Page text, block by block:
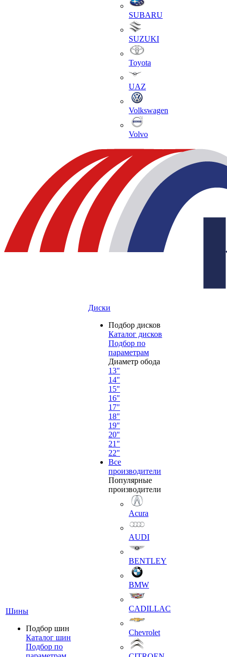
SUBARU
SUZUKI
Toyota
UAZ
Volkswagen
Volvo
Шины
Подбор шин
Каталог шин
Подбор по
Диски
Подбор дисков
Каталог дисков
Подбор по
параметрам
Диаметр обода
13"
14"
15"
16"
17"
18"
19"
20"
21"
22"
Все
производители
Популярные
производители
Acura
AUDI
BENTLEY
BMW
CADILLAC
Chevrolet